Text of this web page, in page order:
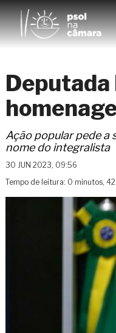
Ação popular pede a
nome do integralista
30 JUN 2023, 09:56
Tempo de leitura: 0 minutos,